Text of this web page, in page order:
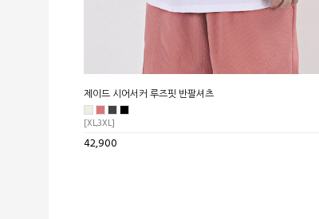
제이드 시어서커 루즈핏 반팔셔츠
[XL,3XL]
42,900